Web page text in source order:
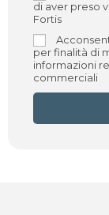
di aver preso
Fortis
per finalità di
informazioni
commerciali